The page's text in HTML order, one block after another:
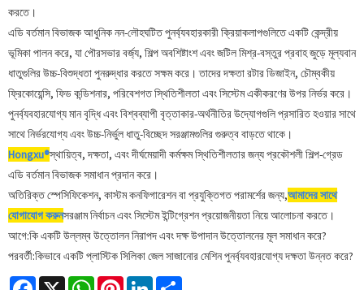
করতে।
এডি বর্তমান বিভাজক আধুনিক নন-লৌহঘটিত পুনর্ব্যবহারকারী ক্রিয়াকলাপগুলিতে একটি কেন্দ্রীয়
ভূমিকা পালন করে, যা পৌরসভার বর্জ্য, শিল্প অবশিষ্টাংশ এবং জটিল মিশ্র-বস্তুর প্রবাহ জুড়ে মূল্যবান
ধাতুগুলির উচ্চ-বিশুদ্ধতা পুনরুদ্ধার করতে সক্ষম করে। তাদের দক্ষতা রটার ডিজাইন, চৌম্বকীয়
ফ্রিকোয়েন্সি, ফিড কন্ডিশনার, পরিবেশগত স্থিতিশীলতা এবং সিস্টেম একীকরণের উপর নির্ভর করে।
পুনর্ব্যবহারযোগ্য মান বৃদ্ধি এবং বিশ্বব্যাপী বৃত্তাকার-অর্থনীতির উদ্যোগগুলি প্রসারিত হওয়ার সাথে
সাথে নির্ভরযোগ্য এবং উচ্চ-নির্ভুল ধাতু-বিচ্ছেদ সরঞ্জামগুলির গুরুত্ব বাড়তে থাকে।
Hongxu®স্থায়িত্ব, দক্ষতা, এবং দীর্ঘমেয়াদী কর্মক্ষম স্থিতিশীলতার জন্য প্রকৌশলী শিল্প-গ্রেড
এডি বর্তমান বিভাজক সমাধান প্রদান করে।
অতিরিক্ত স্পেসিফিকেশন, কাস্টম কনফিগারেশন বা প্রযুক্তিগত পরামর্শের জন্য,আমাদের সাথে
যোগাযোগ করুনসরঞ্জাম নির্বাচন এবং সিস্টেম ইন্টিগ্রেশন প্রয়োজনীয়তা নিয়ে আলোচনা করতে।
আগে:কি একটি উল্লম্ব উত্তোলন নিরাপদ এবং দক্ষ উপাদান উত্তোলনের মূল সমাধান করে?
পরবর্তী:কিভাবে একটি প্লাস্টিক সিলিকা জেল সাজানোর মেশিন পুনর্ব্যবহারযোগ্য দক্ষতা উন্নত করে?
Facebook
X WhatsAppPinterestLinkedIn